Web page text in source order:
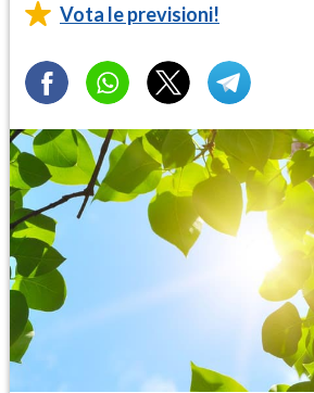
Vota le previsioni!